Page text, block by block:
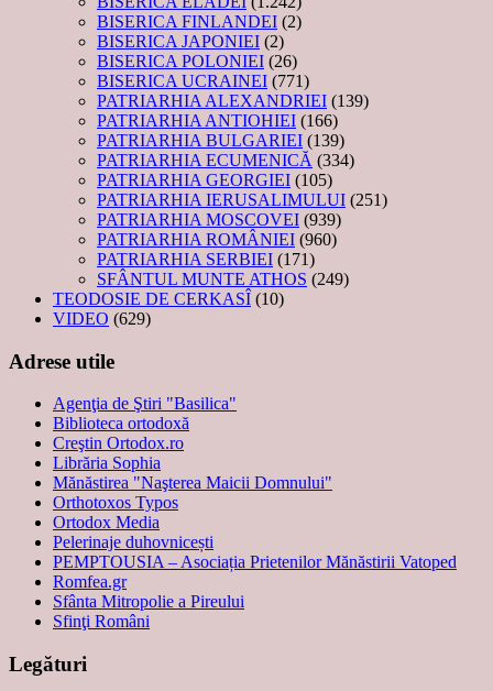
BISERICA FINLANDEI (2)
BISERICA JAPONIEI (2)
BISERICA POLONIEI (26)
BISERICA UCRAINEI (771)
PATRIARHIA ALEXANDRIEI (139)
PATRIARHIA ANTIOHIEI (166)
PATRIARHIA BULGARIEI (139)
PATRIARHIA ECUMENICĂ (334)
PATRIARHIA GEORGIEI (105)
PATRIARHIA IERUSALIMULUI (251)
PATRIARHIA MOSCOVEI (939)
PATRIARHIA ROMÂNIEI (960)
PATRIARHIA SERBIEI (171)
SFÂNTUL MUNTE ATHOS (249)
TEODOSIE DE CERKASÎ (10)
VIDEO (629)
Adrese utile
Agenţia de Ştiri "Basilica"
Biblioteca ortodoxă
Creştin Ortodox.ro
Librăria Sophia
Mănăstirea "Naşterea Maicii Domnului"
Orthotoxos Typos
Ortodox Media
Pelerinaje duhovnicești
PEMPTOUSIA – Asociația Prietenilor Mănăstirii Vatoped
Romfea.gr
Sfânta Mitropolie a Pireului
Sfinţi Români
Legături